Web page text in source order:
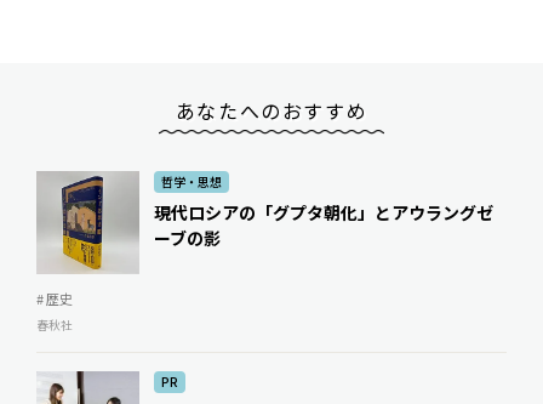
あなたへのおすすめ
哲学・思想
現代ロシアの「グプタ朝化」とアウラングゼ
ーブの影
# 歴史
春秋社
PR